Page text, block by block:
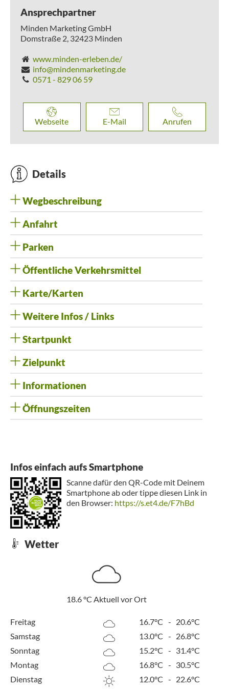
Website des Parks unter www.pottspark-minden.de
Nach einem erlebnisreichen Tag fahren Sie die etwa 7
Kilometer entlang des Wiehengebirges zurück in die Stadt
Diese Tour kann zu jeder Jahreszeit bestritten werden - der
Potts Park als Ziel hat jedoch nur zur Saison geöffnet.
Ansprechpartner
Minden Marketing GmbH
Domstraße 2, 32423 Minden
www.minden-erleben.de/
info@mindenmarketing.de
0571 - 829 06 59
Webseite E-Mail Anrufen
Details
Wegbeschreibung
Anfahrt
Parken
Öffentliche Verkehrsmittel
Karte/Karten
Weitere Infos / Links
Startpunkt
Zielpunkt
Informationen
Öffnungszeiten
Infos einfach aufs Smartphone
Scanne dafür den QR-Code mit Deinem
Smartphone ab oder tippe diesen Link in
den Browser: https://s.et4.de/F7hBd
Wetter
18.6°C Aktuell vor Ort
Freitag 16.7°C - 20.6°C
Samstag
13.0°C - 26.8°C
Sonntag
15.2°C - 31.4°C
Montag
16.8°C - 30.5°C
Dienstag
12.0°C - 22.6°C